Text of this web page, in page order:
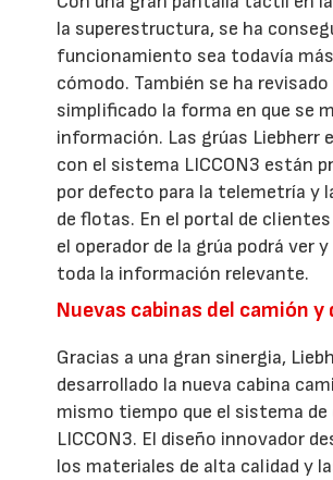
la superestructura, se ha
funcionamiento sea todavía
cómodo. También se ha revisado
simplificado la forma en que se
información. Las grúas Liebherr
con el sistema LICCON3 están
por defecto para la telemetría y
de flotas. En el portal de clientes
el operador de la grúa podrá ver
toda la información relevante.
Nuevas cabinas del camión y
Gracias a una gran sinergia,
desarrollado la nueva cabina
mismo tiempo que el sistema
LICCON3. El diseño innovador
los materiales de alta calidad y